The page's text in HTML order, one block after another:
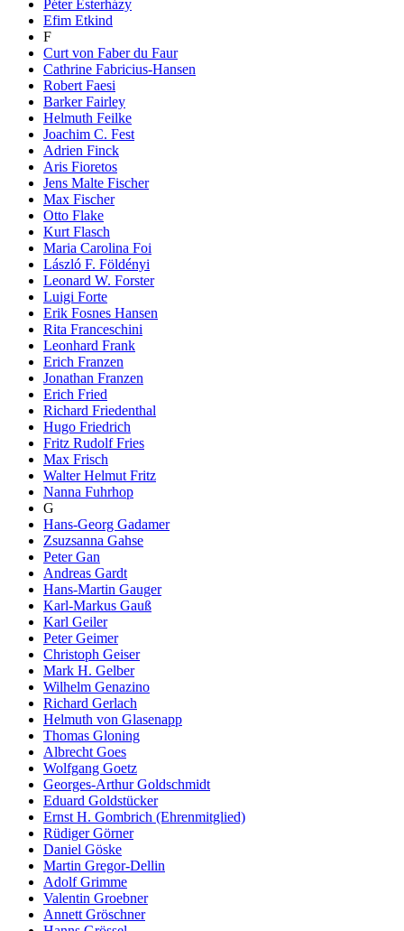
Péter Esterházy
Efim Etkind
F
Curt von Faber du Faur
Cathrine Fabricius-Hansen
Robert Faesi
Barker Fairley
Helmuth Feilke
Joachim C. Fest
Adrien Finck
Aris Fioretos
Jens Malte Fischer
Max Fischer
Otto Flake
Kurt Flasch
Maria Carolina Foi
László F. Földényi
Leonard W. Forster
Luigi Forte
Erik Fosnes Hansen
Rita Franceschini
Leonhard Frank
Erich Franzen
Jonathan Franzen
Erich Fried
Richard Friedenthal
Hugo Friedrich
Fritz Rudolf Fries
Max Frisch
Walter Helmut Fritz
Nanna Fuhrhop
G
Hans-Georg Gadamer
Zsuzsanna Gahse
Peter Gan
Andreas Gardt
Hans-Martin Gauger
Karl-Markus Gauß
Karl Geiler
Peter Geimer
Christoph Geiser
Mark H. Gelber
Wilhelm Genazino
Richard Gerlach
Helmuth von Glasenapp
Thomas Gloning
Albrecht Goes
Wolfgang Goetz
Georges-Arthur Goldschmidt
Eduard Goldstücker
Ernst H. Gombrich (Ehrenmitglied)
Rüdiger Görner
Daniel Göske
Martin Gregor-Dellin
Adolf Grimme
Valentin Groebner
Annett Gröschner